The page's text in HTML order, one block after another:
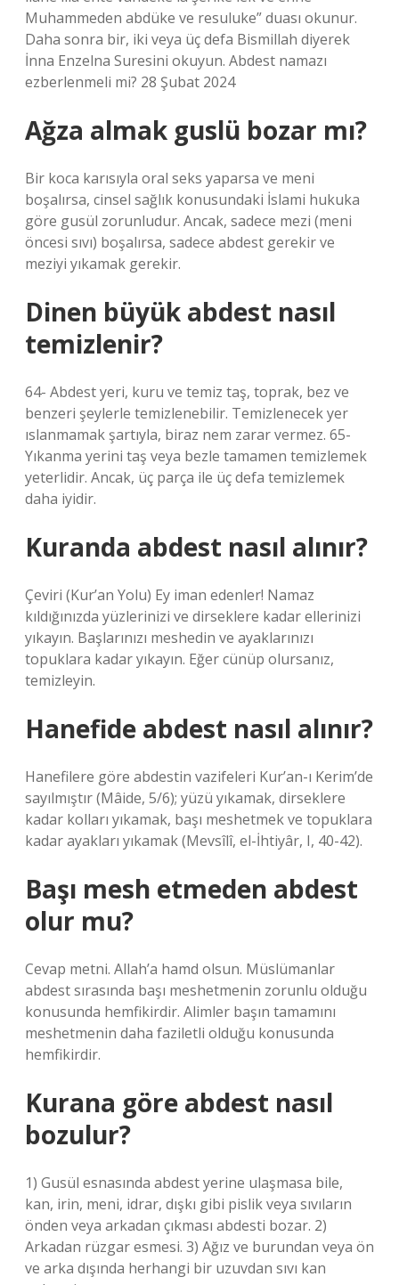
Muhammeden abdüke ve resuluke” duası okunur.
Daha sonra bir, iki veya üç defa Bismillah diyerek
İnna Enzelna Suresini okuyun. Abdest namazı
ezberlenmeli mi? 28 Şubat 2024
Ağza almak guslü bozar mı?
Bir koca karısıyla oral seks yaparsa ve meni
boşalırsa, cinsel sağlık konusundaki İslami hukuka
göre gusül zorunludur. Ancak, sadece mezi (meni
öncesi sıvı) boşalırsa, sadece abdest gerekir ve
meziyi yıkamak gerekir.
Dinen büyük abdest nasıl
temizlenir?
64- Abdest yeri, kuru ve temiz taş, toprak, bez ve
benzeri şeylerle temizlenebilir. Temizlenecek yer
ıslanmamak şartıyla, biraz nem zarar vermez. 65-
Yıkanma yerini taş veya bezle tamamen temizlemek
yeterlidir. Ancak, üç parça ile üç defa temizlemek
daha iyidir.
Kuranda abdest nasıl alınır?
Çeviri (Kur’an Yolu) Ey iman edenler! Namaz
kıldığınızda yüzlerinizi ve dirseklere kadar ellerinizi
yıkayın. Başlarınızı meshedin ve ayaklarınızı
topuklara kadar yıkayın. Eğer cünüp olursanız,
temizleyin.
Hanefide abdest nasıl alınır?
Hanefilere göre abdestin vazifeleri Kur’an-ı Kerim’de
sayılmıştır (Mâide, 5/6); yüzü yıkamak, dirseklere
kadar kolları yıkamak, başı meshetmek ve topuklara
kadar ayakları yıkamak (Mevsîlî, el-İhtiyâr, I, 40-42).
Başı mesh etmeden abdest
olur mu?
Cevap metni. Allah’a hamd olsun. Müslümanlar
abdest sırasında başı meshetmenin zorunlu olduğu
konusunda hemfikirdir. Alimler başın tamamını
meshetmenin daha faziletli olduğu konusunda
hemfikirdir.
Kurana göre abdest nasıl
bozulur?
1) Gusül esnasında abdest yerine ulaşmasa bile,
kan, irin, meni, idrar, dışkı gibi pislik veya sıvıların
önden veya arkadan çıkması abdesti bozar. 2)
Arkadan rüzgar esmesi. 3) Ağız ve burundan veya ön
ve arka dışında herhangi bir uzuvdan sıvı kan